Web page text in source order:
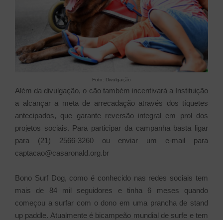
Foto: Divulgação
Além da divulgação, o cão também incentivará a Instituição
a alcançar a meta de arrecadação através dos tíquetes
antecipados, que garante reversão integral em prol dos
projetos sociais. Para participar da campanha basta ligar
para (21) 2566-3260 ou enviar um e-mail para
captacao@casaronald.org.br
Bono Surf Dog, como é conhecido nas redes sociais tem
mais de 84 mil seguidores e tinha 6 meses quando
começou a surfar com o dono em uma prancha de stand
up paddle. Atualmente é bicampeão mundial de surfe e tem